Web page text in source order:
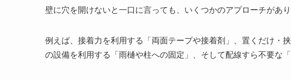
壁に穴を開けないと一口に言っても、いくつかのアプローチがあり
例えば、接着力を利用する「両面テープや接着剤」、置くだけ・
の設備を利用する「雨樋や柱への固定」、そして配線すら不要な